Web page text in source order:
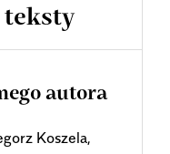
teksty
autora
Koszela,